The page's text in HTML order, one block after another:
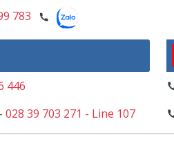
783
446
028 39 703 271 - Line 107